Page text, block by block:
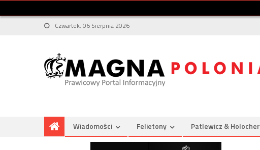
Czwartek, 06 Sierpnia 2026
Wiadomości Felietony Patlewicz & Holocher